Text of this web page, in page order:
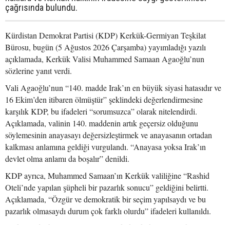
çağrısında bulundu.
Kürdistan Demokrat Partisi (KDP) Kerkük-Germiyan Teşkilat
Bürosu, bugün (5 Ağustos 2026 Çarşamba) yayımladığı yazılı
açıklamada, Kerkük Valisi Muhammed Samaan Agaoğlu’nun
sözlerine yanıt verdi.
Vali Agaoğlu’nun “140. madde Irak’ın en büyük siyasi hatasıdır ve
16 Ekim’den itibaren ölmüştür” şeklindeki değerlendirmesine
karşılık KDP, bu ifadeleri “sorumsuzca” olarak nitelendirdi.
Açıklamada, valinin 140. maddenin artık geçersiz olduğunu
söylemesinin anayasayı değersizleştirmek ve anayasanın ortadan
kalkması anlamına geldiği vurgulandı. “Anayasa yoksa Irak’ın
devlet olma anlamı da boşalır” denildi.
KDP ayrıca, Muhammed Samaan’ın Kerkük valiliğine “Rashid
Oteli’nde yapılan şüpheli bir pazarlık sonucu” geldiğini belirtti.
Açıklamada, “Özgür ve demokratik bir seçim yapılsaydı ve bu
pazarlık olmasaydı durum çok farklı olurdu” ifadeleri kullanıldı.